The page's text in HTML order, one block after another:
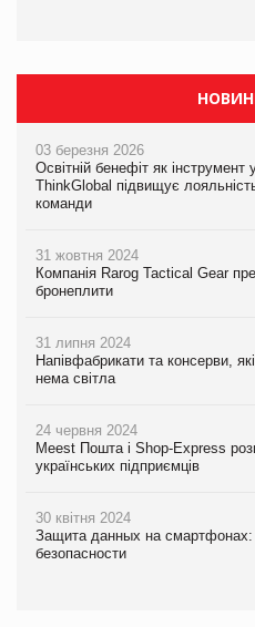
03 березня 2026
Освітній бенефіт як інструмент
ThinkGlobal підвищує
команди
31 жовтня 2024
Компанія Rarog Tactical Gear
бронеплити
31 липня 2024
Напівфабрикати та консерви,
нема світла
24 червня 2024
Meest Пошта і Shop-Express
українських підприємців
30 квітня 2024
Защита данных на
безопасности